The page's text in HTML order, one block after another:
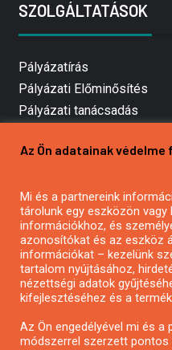
SZOLGÁLTATÁSOK
Pályázatírás
Pályázati Előminősítés
Pályázati tanácsadás
Mezőgazdasági
Pályázatírás civil
Pályázatírás
Pályázatfigyelés
Specifikus
Az Ön adatainak
Mi és a partnereink
tárolunk egy eszközön
információkhoz, és
azonosítókat és az eszköz
információkat – kezelünk
tartalom nyújtásához,
nézettségi adatok
kifejlesztéséhez és a
Az Ön engedélyével mi és
módszerrel szerzett